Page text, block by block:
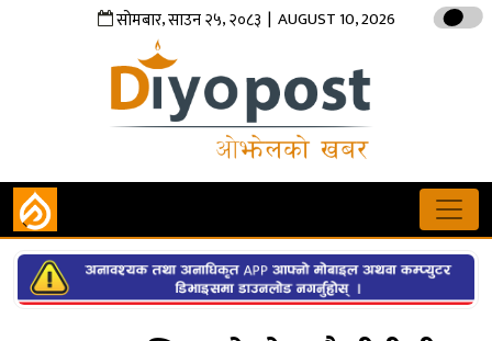
सोमबार,साउन२५,२०८३ | AUGUST 10, 2026